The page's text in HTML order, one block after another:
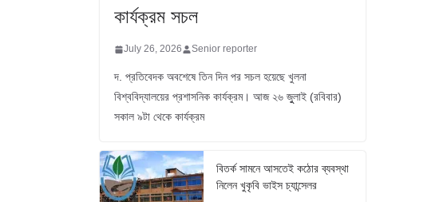
কার্যক্রম সচল
July 26, 2026 Senior reporter
দ. প্রতিবেদক অবশেষে তিন দিন পর সচল হয়েছে খুলনা
বিশ্ববিদ্যালয়ের প্রশাসনিক কার্যক্রম। আজ ২৬ জুুলাই (রবিবার)
সকাল ৯টা থেকে কার্যক্রম
বিতর্ক সামনে আসতেই কঠোর ব্যবস্থা
নিলেন খুকৃবি ভাইস চ্যান্সেলর